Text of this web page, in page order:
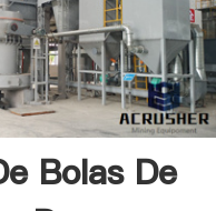
Bolas De